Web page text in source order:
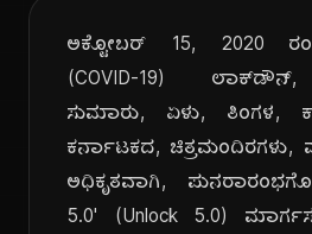
ಅಕ್ಟೋಬರ್ 15, 2020
(COVID-19)
ಸುಮಾರು, ಏಳು, ತಿಂಗಳ,
ಕರ್ನಾಟಕದ, ಚಿತ್ರಮಂದಿರಗಳು,
ಅಧಿಕೃತವಾಗಿ,
5.0' (Unlock 5.0)